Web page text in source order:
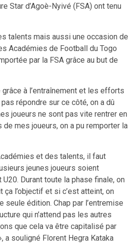
Star d’Agoè-Nyivé (FSA) ont tenu
talents mais aussi une occasion de
Académies de Football du Togo
par la FSA grâce au but de
à l’entraînement et les efforts
répondre sur ce côté, on a dû
joueurs ne sont pas vite rentrer en
mes joueurs, on a pu remporter la
et des talents, il faut
jeunes joueurs soient
Durant toute la phase finale, on
ça l’objectif et si c’est atteint, on
seule édition. Chap par l’entremise
qui n’attend pas les autres
que cela va être capitalisé par
a souligné Florent Hegra Kataka